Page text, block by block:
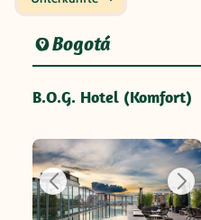
Bogotá
B.O.G. Hotel (Komfort)